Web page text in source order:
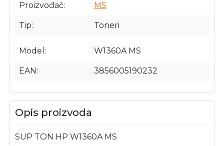
Proizvođač MS
Tip Toneri
Model W1360A MS
EAN 3856005190232
Opis proizvoda
SUP TON HP W1360A MS